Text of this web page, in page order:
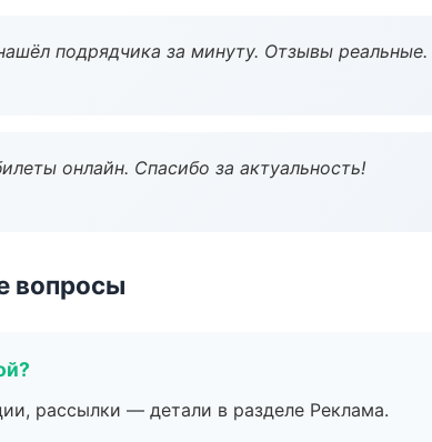
подрядчика за минуту. Отзывы реальные.
онлайн. Спасибо за актуальность!
вопросы
рассылки — детали в разделе Реклама.